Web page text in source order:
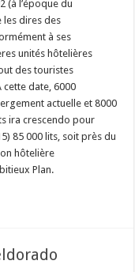
(à l’époque du
les dires des
à ses
unités hôtelières
des touristes
date, 6000
actuelle et 8000
ira crescendo pour
85 000 lits, soit près du
hôtelière
Plan.